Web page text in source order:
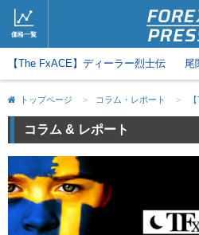
価格一覧
ホーム
取引会社
コラム・レポート
ツイッター
【The FxACE】ディーラー烈士伝 尾
トップページ > コラム・レポート >
コラム & レポート